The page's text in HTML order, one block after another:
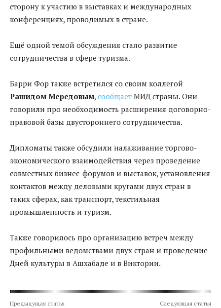
сторону к участию в выставках и международных
конференциях, проводимых в стране.
Ещё одной темой обсуждения стало развитие
сотрудничества в сфере туризма.
Барри Фор также встретился со своим коллегой
Рашидом Мередовым, сообщает МИД страны. Они
говорили про необходимость расширения договорно-
правовой базы двустороннего сотрудничества.
Дипломаты также обсудили налаживание торгово-
экономического взаимодействия через проведение
совместных бизнес-форумов и выставок, установления
контактов между деловыми кругами двух стран в
таких сферах, как транспорт, текстильная
промышленность и туризм.
Также говорилось про организацию встреч между
профильными ведомствами двух стран и проведение
Дней культуры в Ашхабаде и в Виктории.
Предыдущая статья Следующая статья